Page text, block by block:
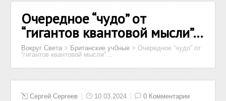
Очередное “чудо” от
“гигантов квантовой мысли”…
Вокруг Света > Британские уч0ные >Очередное “чудо” от
“гигантов квантовой мысли”…
Сергей Сергеев 10.03.2024 0 Комментарии